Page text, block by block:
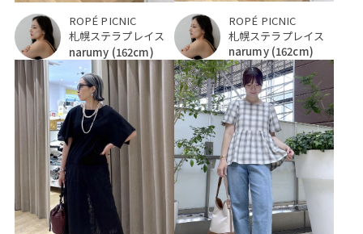
ROPÉ PICNIC
札幌ステラプレイス
narumy (162cm)
ROPÉ PICNIC
札幌ステラプレイス
narumy (162cm)